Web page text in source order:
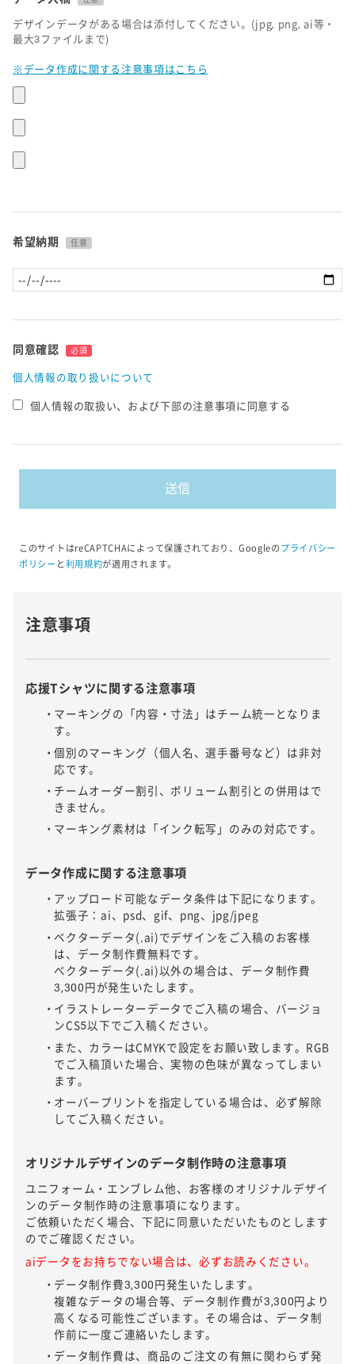
デザインデータがある場合は添付してください。(jpg, png, ai等・
最大3ファイルまで)
※データ作成に関する注意事項はこちら
希望納期 任意
同意確認 必須
個人情報の取り扱いについて
個人情報の取扱い、および下部の注意事項に同意する
このサイトはreCAPTCHAによって保護されており、Googleの プライバシー
ポリシー と利用規約が適用されます。
注意事項
応援Tシャツに関する注意事項
マーキングの「内容・寸法」はチーム統一となりま
す。
個別のマーキング（個人名、選手番号など）は非対
応です。
チームオーダー割引、ボリューム割引との併用はで
きません。
マーキング素材は「インク転写」のみの対応です。
データ作成に関する注意事項
アップロード可能なデータ条件は下記になります。
拡張子：ai、psd、gif、png、jpg/jpeg
ベクターデータ(.ai)でデザインをご入稿のお客様
は、データ制作費無料です。
ベクターデータ(.ai)以外の場合は、データ制作費
3,300円が発生いたします。
イラストレーターデータでご入稿の場合、バージョ
ンCS5以下でご入稿ください。
また、カラーはCMYKで設定をお願い致します。RGB
でご入稿頂いた場合、実物の色味が異なってしまい
ます。
オーバープリントを指定している場合は、必ず解除
してご入稿ください。
オリジナルデザインのデータ制作時の注意事項
ユニフォーム・エンブレム他、お客様のオリジナルデザイ
ンのデータ制作時の注意事項になります。
ご依頼いただく場合、下記に同意いただいたものとします
のでご確認ください。
aiデータをお持ちでない場合は、必ずお読みください。
データ制作費3,300円発生いたします。
複雑なデータの場合等、データ制作費が3,300円より
高くなる可能性ございます。その場合は、データ制
作前に一度ご連絡いたします。
データ制作費は、商品のご注文の有無に関わらず発